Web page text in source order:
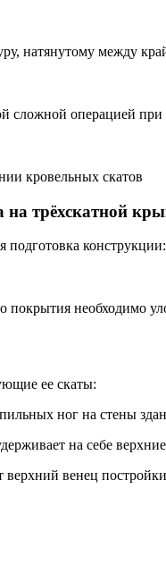
натянутому между
сложной операцией
кровельных скатов
на трёхскатной
подготовка конструкции:
необходимо
ее скаты:
ног на стены
на себе
венец